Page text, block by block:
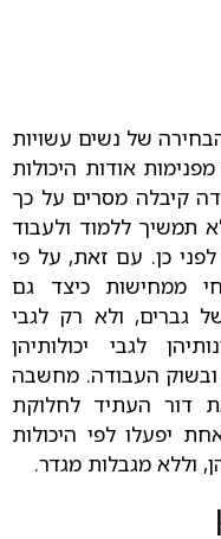
של נשים עשויות
אודות היכולות
קיבלה מסרים על כך
תמשיך ללמוד ולעבוד
כן. עם זאת, על פי
ממחישות כיצד גם
גברים, ולא רק לגבי
לגבי יכולותיהן
ובשוק העבודה. מחשבה
דור העתיד לחלוקת
יפעלו לפי היכולות
וללא מגבלות מגדר.